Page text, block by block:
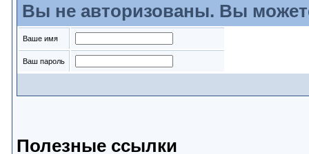
Вы не авторизованы. Вы
Ваше имя
Ваш пароль
Полезные ссылки